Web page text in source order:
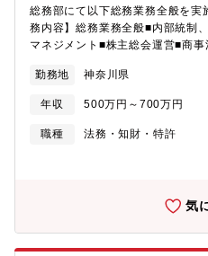
もの長きに亘り、一貫して独自の
社会を、日本を、そして世界を
で積み重ねてきた「ものづくり」
体制の強化が求められています。
は資本金2,005億5,800万円、年
（2022年度）、従業員数（連結
ェア開発の統合・最適化」、「
スを開始するデジタルエボリュ
中心にプラットフォーム化するデ
ン（DX）、さらに量子技術を使
トランスフォーメーション（QX
総務部にて以下総務業務全般を実
務内容】総務業務全般■内部統制
マネジメント■株主総会運営■商
勤務地
神奈川県
年収 500万円～700万円
職種
法務・知財・特許
気